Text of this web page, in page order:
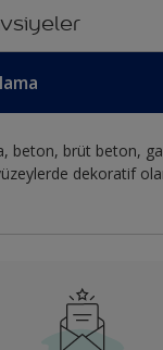
beton, brüt beton,
dekoratif